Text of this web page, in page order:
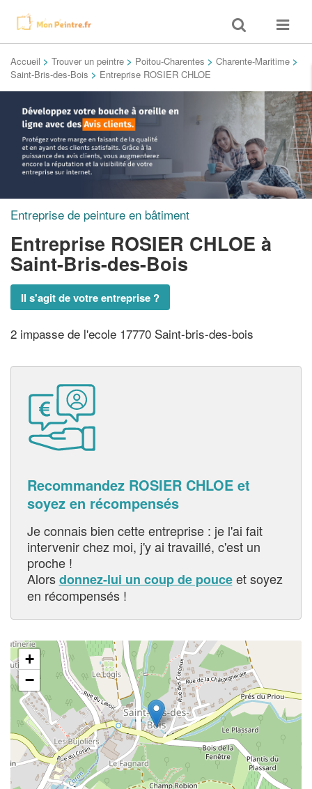
Toggle
search
Toggle
Accueil > Trouver un peintre > Poitou-Charentes > Charente-Maritime >
Saint-Bris-des-Bois > Entreprise ROSIER CHLOE
Entreprise de peinture en bâtiment
Entreprise ROSIER CHLOE à
Saint-Bris-des-Bois
Il s'agit de votre entreprise ?
2 impasse de l'ecole 17770 Saint-bris-des-bois
Recommandez ROSIER CHLOE et
soyez en récompensés
Je connais bien cette entreprise : je l'ai fait
intervenir chez moi, j'y ai travaillé, c'est un
proche !
Alorsdonnez-lui un coup de pouceet soyez
en récompensés !
+
−